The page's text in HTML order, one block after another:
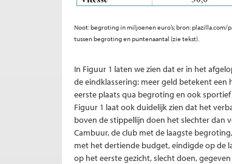
Noot: begroting in miljoenen euro’s; bron:
tussen begroting en puntenaantal (zie tekst).
In Figuur 1 laten we zien dat er in het
de eindklassering: meer geld betekent
eerste plaats qua begroting en ook
Figuur 1 laat ook duidelijk zien dat het
boven de stippellijn doen het slechter dan
Cambuur, de club met de laagste
met het dertiende budget, eindigde op de
op het eerste gezicht, slecht doen,